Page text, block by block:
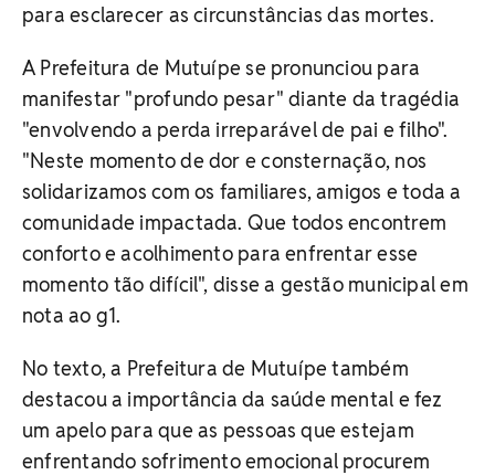
para esclarecer as circunstâncias das mortes.
A Prefeitura de Mutuípe se pronunciou para
manifestar "profundo pesar" diante da tragédia
"envolvendo a perda irreparável de pai e filho".
"Neste momento de dor e consternação, nos
solidarizamos com os familiares, amigos e toda a
comunidade impactada. Que todos encontrem
conforto e acolhimento para enfrentar esse
momento tão difícil", disse a gestão municipal em
nota ao g1.
No texto, a Prefeitura de Mutuípe também
destacou a importância da saúde mental e fez
um apelo para que as pessoas que estejam
enfrentando sofrimento emocional procurem